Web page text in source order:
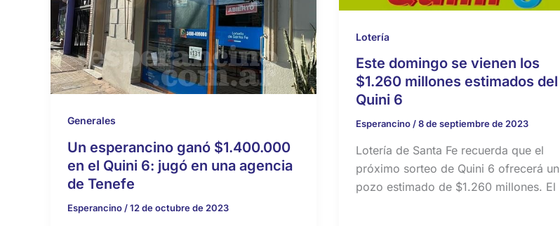
Generales
Un esperancino ganó $1.400.000
en el Quini 6: jugó en una agencia
de Tenefe
Esperancino /12 de octubre de 2023
Lotería
Este domingo se vienen los
$1.260 millones estimados del
Quini 6
Esperancino/8 de septiembre de 2023
Lotería de Santa Fe recuerda que el
próximo sorteo de Quini 6 ofrecerá un
pozo estimado de $1.260 millones. El